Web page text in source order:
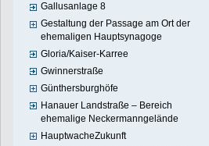
Gallusanlage 8
Gestaltung der Passage am Ort der
ehemaligen Hauptsynagoge
Gloria/Kaiser-Karree
Gwinnerstraße
Günthersburghöfe
Hanauer Landstraße – Bereich
ehemalige Neckermanngelände
HauptwacheZukunft